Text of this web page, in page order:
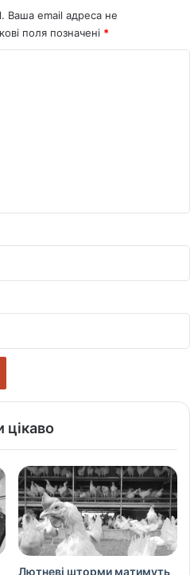
Ваша email адреса не
поля позначені *
Лютневі шторми матимуть